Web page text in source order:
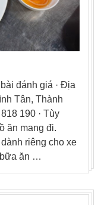
đánh giá · Địa
Tân, Thành
190 · Tùy
ăn mang đi.
riêng cho xe
bữa ăn …